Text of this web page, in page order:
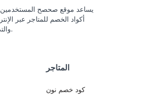
يساعد موقع صحصح
أكواد الخصم للمتاجر عبر
والتي يتم تحديثها باستمرار.
المتاجر
كود خصم نون